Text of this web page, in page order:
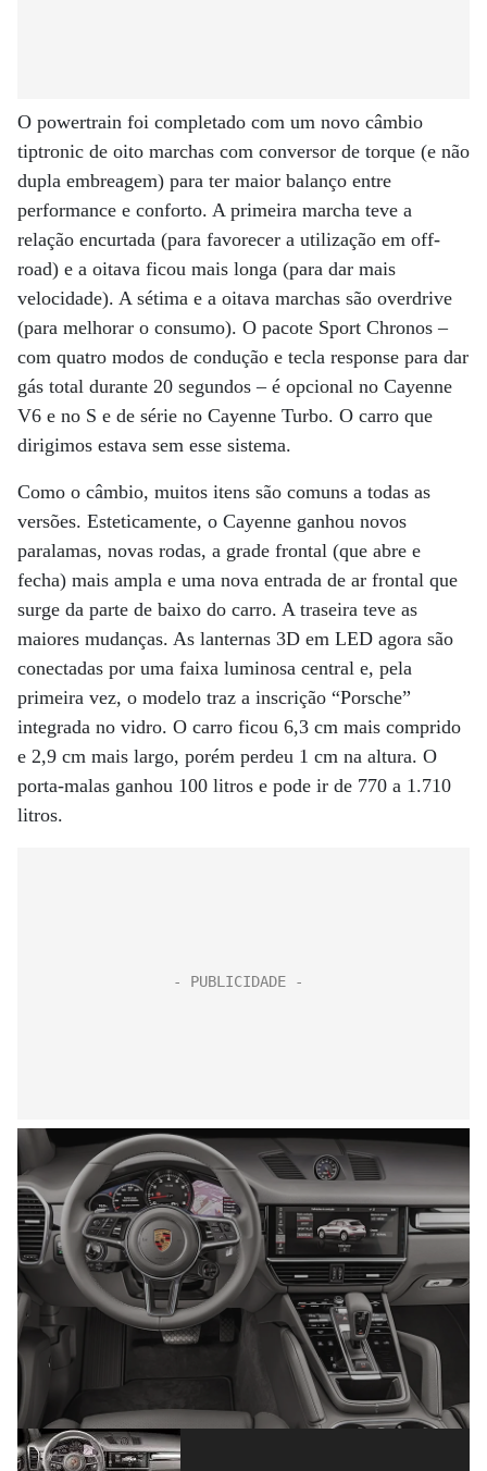
O powertrain foi completado com um novo câmbio
tiptronic de oito marchas com conversor de torque (e não
dupla embreagem) para ter maior balanço entre
performance e conforto. A primeira marcha teve a
relação encurtada (para favorecer a utilização em off-
road) e a oitava ficou mais longa (para dar mais
velocidade). A sétima e a oitava marchas são overdrive
(para melhorar o consumo). O pacote Sport Chronos –
com quatro modos de condução e tecla response para dar
gás total durante 20 segundos – é opcional no Cayenne
V6 e no S e de série no Cayenne Turbo. O carro que
dirigimos estava sem esse sistema.
Como o câmbio, muitos itens são comuns a todas as
versões. Esteticamente, o Cayenne ganhou novos
paralamas, novas rodas, a grade frontal (que abre e
fecha) mais ampla e uma nova entrada de ar frontal que
surge da parte de baixo do carro. A traseira teve as
maiores mudanças. As lanternas 3D em LED agora são
conectadas por uma faixa luminosa central e, pela
primeira vez, o modelo traz a inscrição “Porsche”
integrada no vidro. O carro ficou 6,3 cm mais comprido
e 2,9 cm mais largo, porém perdeu 1 cm na altura. O
porta-malas ganhou 100 litros e pode ir de 770 a 1.710
litros.